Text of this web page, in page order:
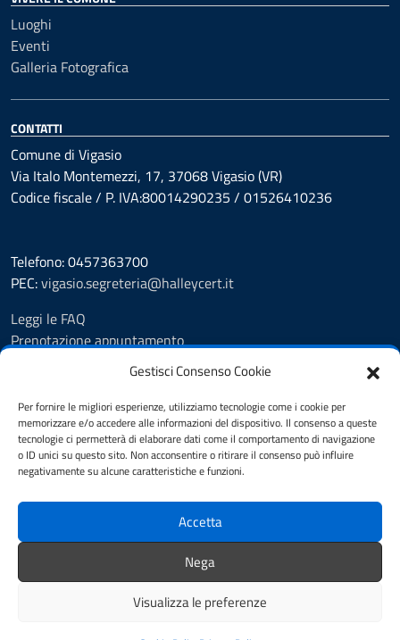
Gestisci Consenso Cookie
Per fornire le migliori esperienze, utilizziamo tecnologie come i cookie per
memorizzare e/o accedere alle informazioni del dispositivo. Il consenso a queste
tecnologie ci permetterà di elaborare dati come il comportamento di navigazione
o ID unici su questo sito. Non acconsentire o ritirare il consenso può influire
negativamente su alcune caratteristiche e funzioni.
Accetta
Nega
Visualizza le preferenze
Luoghi
Eventi
Galleria Fotografica
CONTATTI
Comune di Vigasio
Via Italo Montemezzi, 17, 37068 Vigasio (VR)
Codice fiscale / P. IVA:80014290235 / 01526410236
Telefono: 0457363700
PEC:vigasio.segreteria@halleycert.it
Leggi le FAQ
Prenotazione appuntamento
Segnalazione disservizio
Amministrazione Trasparente
Albo Pretorio
Informativa privacy
Privacy Policy
Note legali
Dichiarazione di accessibilità
Web Analytics Italia